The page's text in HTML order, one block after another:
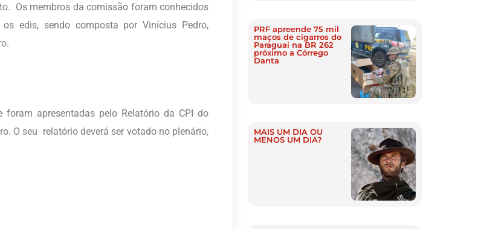
Os membros da comissão foram conhecidos
edis, sendo composta por Vinícius Pedro,
apresentadas pelo Relatório da CPI do
O seu relatório deverá ser votado no plenário,
PRF apreende 75 mil
maços de cigarros do
Paraguai na BR 262
próximo a Córrego
Danta
MAIS UM DIA OU
MENOS UM DIA?